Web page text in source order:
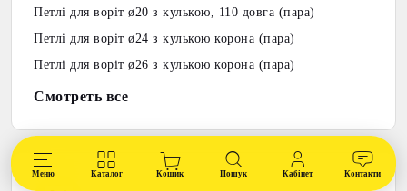
Петлі для воріт ø20 з кулькою, 110 довга (пара)
Петлі для воріт ø24 з кулькою корона (пара)
Петлі для воріт ø26 з кулькою корона (пара)
Смотреть все
Меню Каталог Кошик Пошук Кабінет Контакти